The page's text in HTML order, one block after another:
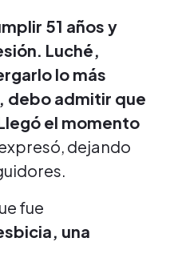
51 años y
Luché,
lo más
debo admitir que
el momento
dejando
fue
una